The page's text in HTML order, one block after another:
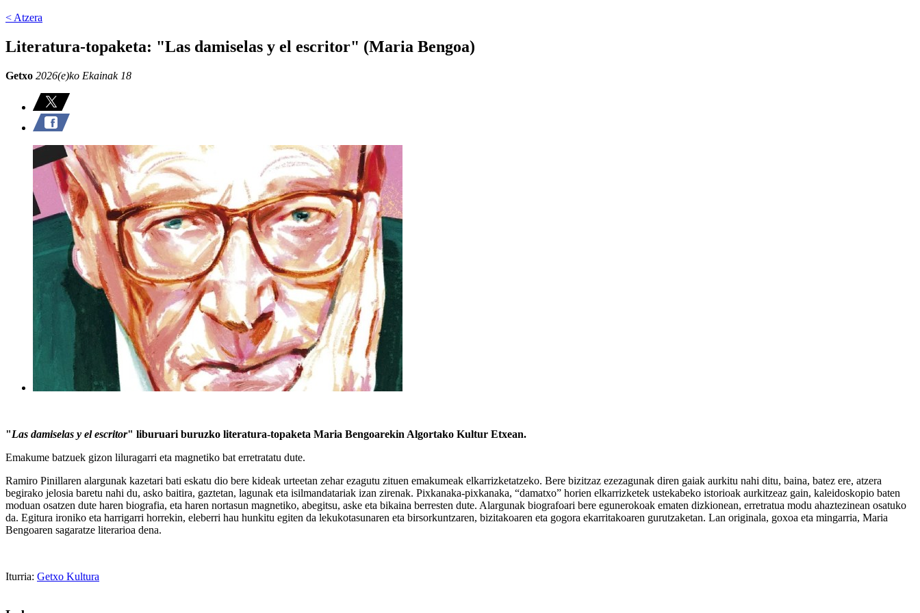
< Atzera
Literatura-topaketa: "Las damiselas y el escritor" (Maria Bengoa)
Getxo 2026(e)ko Ekainak 18
"Las damiselas y el escritor" liburuari buruzko literatura-topaketa Maria Bengoarekin Algortako Kultur Etxean.
Emakume batzuek gizon liluragarri eta magnetiko bat erretratatu dute.
Ramiro Pinillaren alargunak kazetari bati eskatu dio bere kideak urteetan zehar ezagutu zituen emakumeak elkarrizketatzeko. Bere bizitzaz ezezagunak diren gaiak aurkitu nahi ditu, baina, batez ere, atzera
begirako jelosia baretu nahi du, asko baitira, gaztetan, lagunak eta isilmandatariak izan zirenak. Pixkanaka-pixkanaka, “damatxo” horien elkarrizketek ustekabeko istorioak aurkitzeaz gain, kaleidoskopio baten
moduan osatzen dute haren biografia, eta haren nortasun magnetiko, abegitsu, aske eta bikaina berresten dute. Alargunak biografoari bere egunerokoak ematen dizkionean, erretratua modu ahaztezinean osatuko
da. Egitura ironiko eta harrigarri horrekin, eleberri hau hunkitu egiten da lekukotasunaren eta birsorkuntzaren, bizitakoaren eta gogora ekarritakoaren gurutzaketan. Lan originala, goxoa eta mingarria, Maria
Bengoaren sagaratze literarioa dena.
Iturria: Getxo Kultura